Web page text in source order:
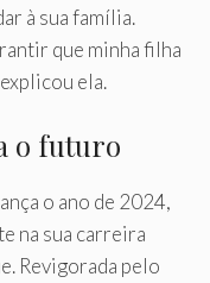
à sua família.
que minha filha
ela.
o futuro
o ano de 2024,
na sua carreira
Revigorada pelo